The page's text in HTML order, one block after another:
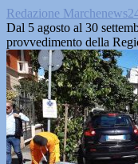
Redazione
Dal 5 agosto al 30
provvedimento della